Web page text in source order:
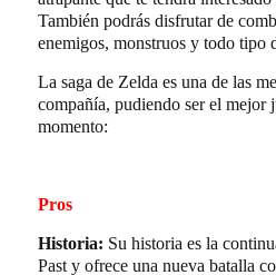
También podrás disfrutar de
enemigos, monstruos y todo tipo
La saga de Zelda es una de las
compañía, pudiendo ser el mejor
momento:
Pros
Historia: Su historia es la
Past y ofrece una nueva batalla